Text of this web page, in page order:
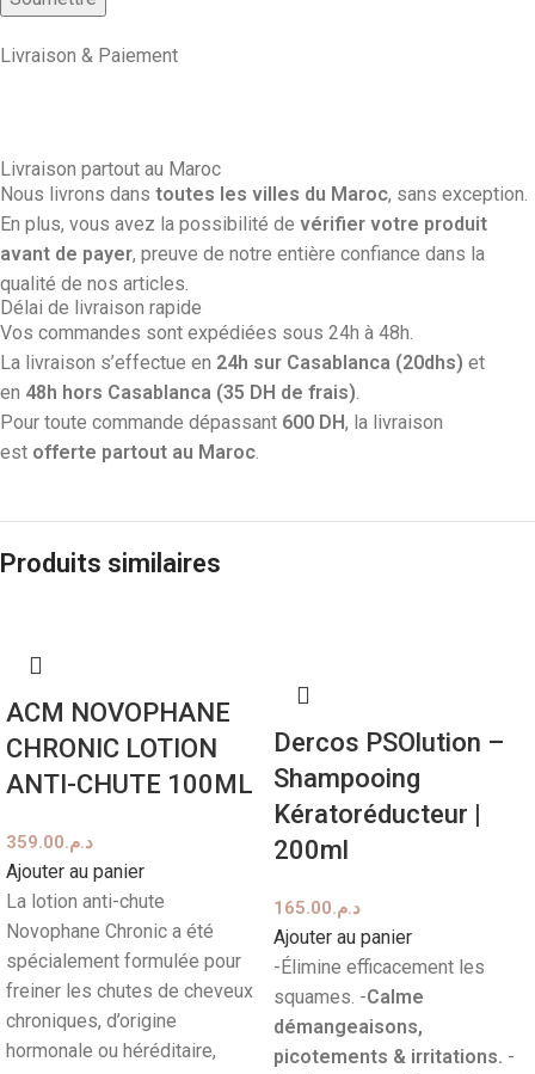
Livraison & Paiement
Livraison partout au Maroc
Nous livrons dans toutes les villes du Maroc, sans exception.
En plus, vous avez la possibilité de vérifier votre produit
avant de payer, preuve de notre entière confiance dans la
qualité de nos articles.
Délai de livraison rapide
Vos commandes sont expédiées sous 24h à 48h.
La livraison s’effectue en 24h sur Casablanca (20dhs) et
en 48h hors Casablanca (35 DH de frais).
Pour toute commande dépassant 600 DH, la livraison
est offerte partout au Maroc.
Produits similaires
ACM NOVOPHANE
CHRONIC LOTION
ANTI-CHUTE 100ML
د.م.359.00
Ajouter au panier
La lotion anti-chute
Novophane Chronic a été
spécialement formulée pour
freiner les chutes de cheveux
chroniques, d’origine
hormonale ou héréditaire,
Dercos PSOlution –
Shampooing
Kératoréducteur |
200ml
د.م.165.00
Ajouter au panier
-Élimine efficacement les
squames. -Calme
démangeaisons,
picotements & irritations. -